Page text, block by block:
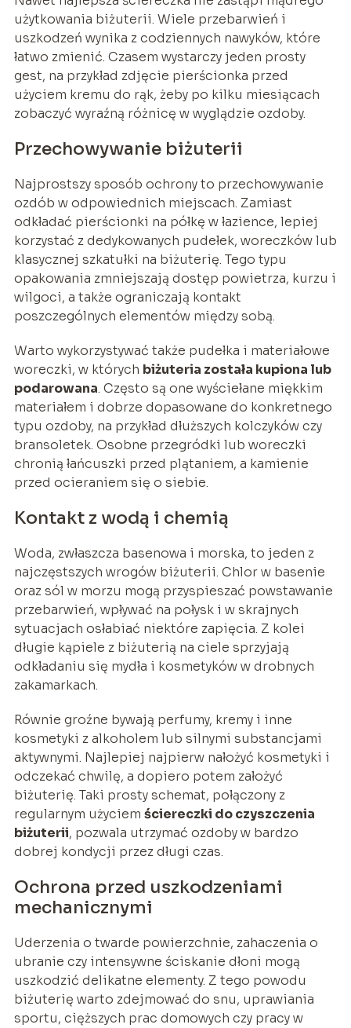
użytkowania biżuterii. Wiele przebarwień i
uszkodzeń wynika z codziennych nawyków, które
łatwo zmienić. Czasem wystarczy jeden prosty
gest, na przykład zdjęcie pierścionka przed
użyciem kremu do rąk, żeby po kilku miesiącach
zobaczyć wyraźną różnicę w wyglądzie ozdoby.
Przechowywanie biżuterii
Najprostszy sposób ochrony to przechowywanie
ozdób w odpowiednich miejscach. Zamiast
odkładać pierścionki na półkę w łazience, lepiej
korzystać z dedykowanych pudełek, woreczków lub
klasycznej szkatułki na biżuterię. Tego typu
opakowania zmniejszają dostęp powietrza, kurzu i
wilgoci, a także ograniczają kontakt
poszczególnych elementów między sobą.
Warto wykorzystywać także pudełka i materiałowe
woreczki, w których biżuteria została kupiona lub
podarowana. Często są one wyściełane miękkim
materiałem i dobrze dopasowane do konkretnego
typu ozdoby, na przykład dłuższych kolczyków czy
bransoletek. Osobne przegródki lub woreczki
chronią łańcuszki przed plątaniem, a kamienie
przed ocieraniem się o siebie.
Kontakt z wodą i chemią
Woda, zwłaszcza basenowa i morska, to jeden z
najczęstszych wrogów biżuterii. Chlor w basenie
oraz sól w morzu mogą przyspieszać powstawanie
przebarwień, wpływać na połysk i w skrajnych
sytuacjach osłabiać niektóre zapięcia. Z kolei
długie kąpiele z biżuterią na ciele sprzyjają
odkładaniu się mydła i kosmetyków w drobnych
zakamarkach.
Równie groźne bywają perfumy, kremy i inne
kosmetyki z alkoholem lub silnymi substancjami
aktywnymi. Najlepiej najpierw nałożyć kosmetyki i
odczekać chwilę, a dopiero potem założyć
biżuterię. Taki prosty schemat, połączony z
regularnym użyciem ściereczki do czyszczenia
biżuterii, pozwala utrzymać ozdoby w bardzo
dobrej kondycji przez długi czas.
Ochrona przed uszkodzeniami
mechanicznymi
Uderzenia o twarde powierzchnie, zahaczenia o
ubranie czy intensywne ściskanie dłoni mogą
uszkodzić delikatne elementy. Z tego powodu
biżuterię warto zdejmować do snu, uprawiania
sportu, cięższych prac domowych czy pracy w